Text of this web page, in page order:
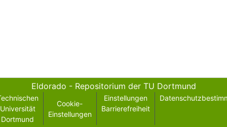
Eldorado - Repositorium der TU Dortmund
Universität
Dortmund
Cookie-
Einstellungen
Einstellungen
Barrierefreiheit